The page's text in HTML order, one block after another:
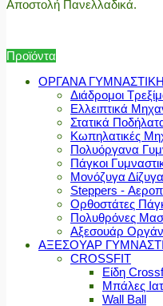
Αποστολή Πανελλαδικά.
Προϊόντα
ΟΡΓΑΝΑ
Διάδρομοι
Ελλειπτικά
Στατικά
Κωπηλατικές
Πολυόργανα
Πάγκοι
Μονόζυγα Δίζυγα
Steppers -
Ορθοστάτες
Πολυθρόνες
Αξεσουάρ
ΑΞΕΣΟΥΑΡ
CROSSFIT
Είδη
Μπάλες
Wall Ball